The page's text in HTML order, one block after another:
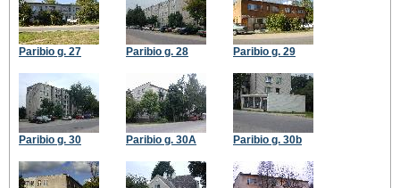
Paribio g. 27 Paribio g. 28 Paribio g. 29
Paribio g. 30 Paribio g. 30A Paribio g. 30b